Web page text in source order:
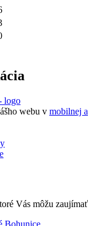
webu v mobilnej
Vás môžu
Bohunice